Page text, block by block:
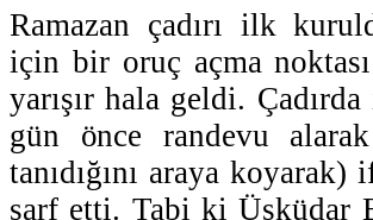
Ramazan çadırı ilk
için bir oruç açma
yarışır hala geldi.
gün önce randevu
tanıdığını araya
sarf etti. Tabi ki Üsküdar